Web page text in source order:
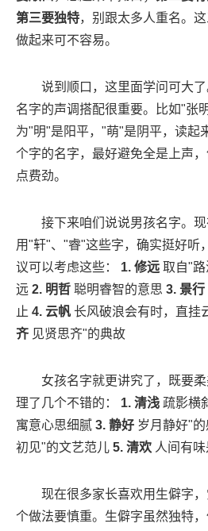
第三要独特，别跟太多人重名。
做起来可不容易。
说到顺口，这里面学问可大了
名字的声调搭配很重要。比如"张
为"明"是阳平，"萌"是阴平，读起
个字的名字，最好避免全是上声
点费劲。
接下来咱们说说男孩名字。
用"轩"、"睿"这些字，确实挺好听
议可以考虑这些： 1. 修远 取自"
远 2. 明哲 聪明睿智的意思 3. 景行
止 4. 云帆 长风破浪会有时，直挂
齐见贤思齐"的典故
女孩名字就更讲究了，既要
理了几个不错的： 1. 清浅 疏影横
寓意心思细腻 3. 静好 岁月静好"的
初见"的文艺范儿 5. 清欢 人间有
现在很多家长喜欢用生僻字
个做法要慎重。生僻字虽然独特